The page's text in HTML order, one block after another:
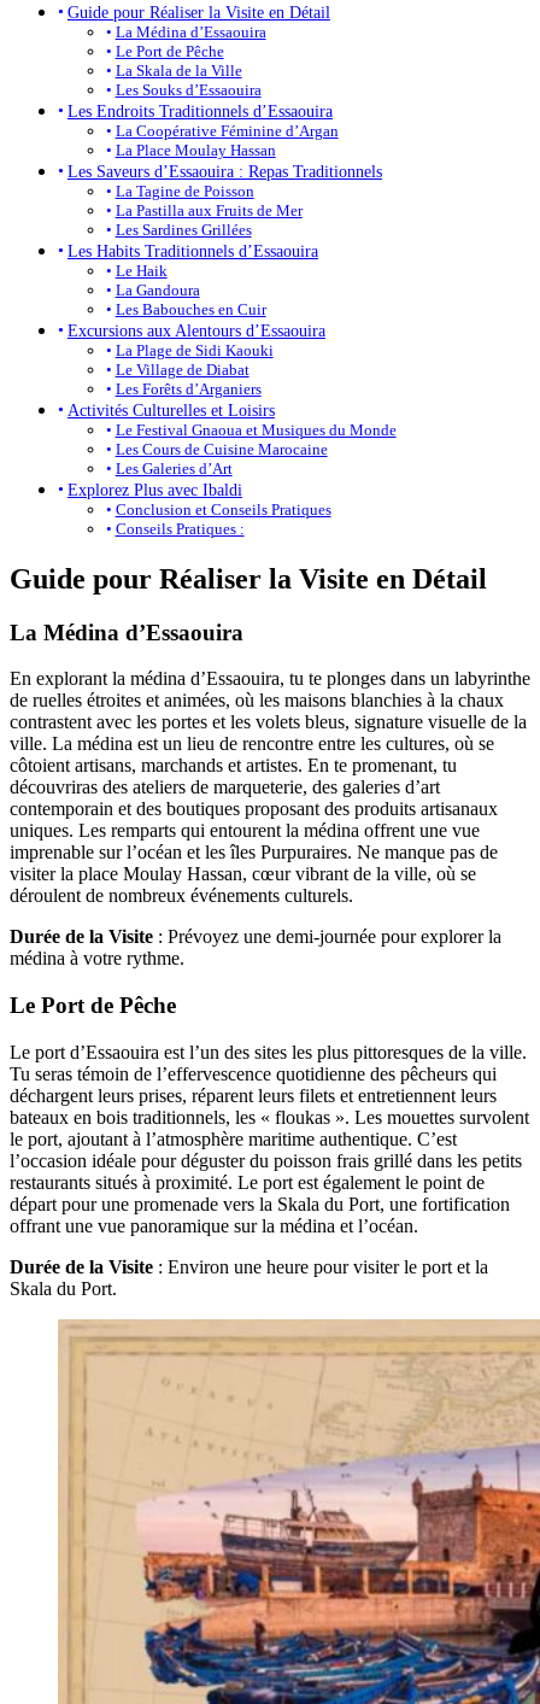
Guide pour Réaliser la Visite en Détail
La Médina d’Essaouira
Le Port de Pêche
La Skala de la Ville
Les Souks d’Essaouira
Les Endroits Traditionnels d’Essaouira
La Coopérative Féminine d’Argan
La Place Moulay Hassan
Les Saveurs d’Essaouira : Repas Traditionnels
La Tagine de Poisson
La Pastilla aux Fruits de Mer
Les Sardines Grillées
Les Habits Traditionnels d’Essaouira
Le Haik
La Gandoura
Les Babouches en Cuir
Excursions aux Alentours d’Essaouira
La Plage de Sidi Kaouki
Le Village de Diabat
Les Forêts d’Arganiers
Activités Culturelles et Loisirs
Le Festival Gnaoua et Musiques du Monde
Les Cours de Cuisine Marocaine
Les Galeries d’Art
Explorez Plus avec Ibaldi
Conclusion et Conseils Pratiques
Conseils Pratiques :
Guide pour Réaliser la Visite en Détail
La Médina d’Essaouira
En explorant la médina d’Essaouira, tu te plonges dans un labyrinthe
de ruelles étroites et animées, où les maisons blanchies à la chaux
contrastent avec les portes et les volets bleus, signature visuelle de la
ville. La médina est un lieu de rencontre entre les cultures, où se
côtoient artisans, marchands et artistes. En te promenant, tu
découvriras des ateliers de marqueterie, des galeries d’art
contemporain et des boutiques proposant des produits artisanaux
uniques. Les remparts qui entourent la médina offrent une vue
imprenable sur l’océan et les îles Purpuraires. Ne manque pas de
visiter la place Moulay Hassan, cœur vibrant de la ville, où se
déroulent de nombreux événements culturels.
Durée de la Visite : Prévoyez une demi-journée pour explorer la
médina à votre rythme.
Le Port de Pêche
Le port d’Essaouira est l’un des sites les plus pittoresques de la ville.
Tu seras témoin de l’effervescence quotidienne des pêcheurs qui
déchargent leurs prises, réparent leurs filets et entretiennent leurs
bateaux en bois traditionnels, les « floukas ». Les mouettes survolent
le port, ajoutant à l’atmosphère maritime authentique. C’est
l’occasion idéale pour déguster du poisson frais grillé dans les petits
restaurants situés à proximité. Le port est également le point de
départ pour une promenade vers la Skala du Port, une fortification
offrant une vue panoramique sur la médina et l’océan.
Durée de la Visite : Environ une heure pour visiter le port et la
Skala du Port.